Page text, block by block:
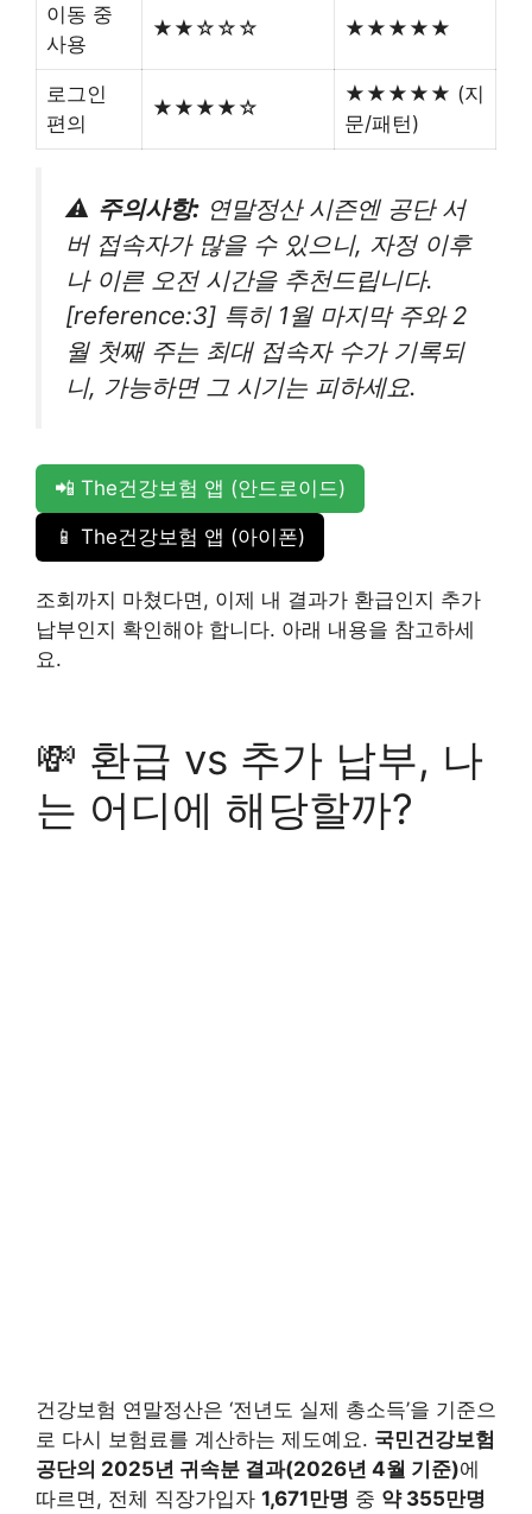
이동 중
사용
★★☆☆☆ ★★★★★
로그인
편의
★★★★☆
★★★★★ (지
문/패턴)
⚠️ 주의사항: 연말정산 시즌엔 공단 서
버 접속자가 많을 수 있으니, 자정 이후
나 이른 오전 시간을 추천드립니다.
[reference:3] 특히 1월 마지막 주와 2
월 첫째 주는 최대 접속자 수가 기록되
니, 가능하면 그 시기는 피하세요.
📲 The건강보험 앱 (안드로이드)
📱 The건강보험 앱 (아이폰)
조회까지 마쳤다면, 이제 내 결과가 환급인지 추가
납부인지 확인해야 합니다. 아래 내용을 참고하세
요.
💸 환급 vs 추가 납부, 나
는 어디에 해당할까?
건강보험 연말정산은 ‘전년도 실제 총소득’을 기준으
로 다시 보험료를 계산하는 제도예요. 국민건강보험
공단의 2025년 귀속분 결과(2026년 4월 기준)에
따르면, 전체 직장가입자 1,671만명 중 약 355만명